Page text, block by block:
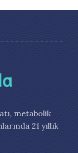
metabolik
21 yıllık